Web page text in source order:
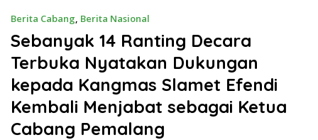
Berita Cabang, Berita Nasional
Sebanyak 14 Ranting Decara
Terbuka Nyatakan Dukungan
kepada Kangmas Slamet Efendi
Kembali Menjabat sebagai Ketua
Cabang Pemalang